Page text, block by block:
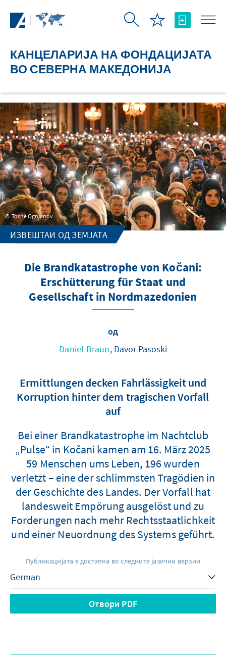
КАНЦЕЛАРИЈА НА ФОНДАЦИЈАТА
ВО СЕВЕРНА МАКЕДОНИЈА
Toshe Ognjanov
ИЗВЕШТАИ ОД ЗЕМЈАТА
Die Brandkatastrophe von Kočani:
Erschütterung für Staat und
Gesellschaft in Nordmazedonien
од
Daniel Braun, Davor Pasoski
Ermittlungen decken Fahrlässigkeit und
Korruption hinter dem tragischen Vorfall
auf
Bei einer Brandkatastrophe im Nachtclub
„Pulse“ in Kočani kamen am 16. März 2025
59 Menschen ums Leben, 196 wurden
verletzt – eine der schlimmsten Tragödien in
der Geschichte des Landes. Der Vorfall hat
landesweit Empörung ausgelöst und zu
Forderungen nach mehr Rechtsstaatlichkeit
und einer Neuordnung des Systems geführt.
Публикацијата е достапна во следните јазични верзии
Отвори PDF